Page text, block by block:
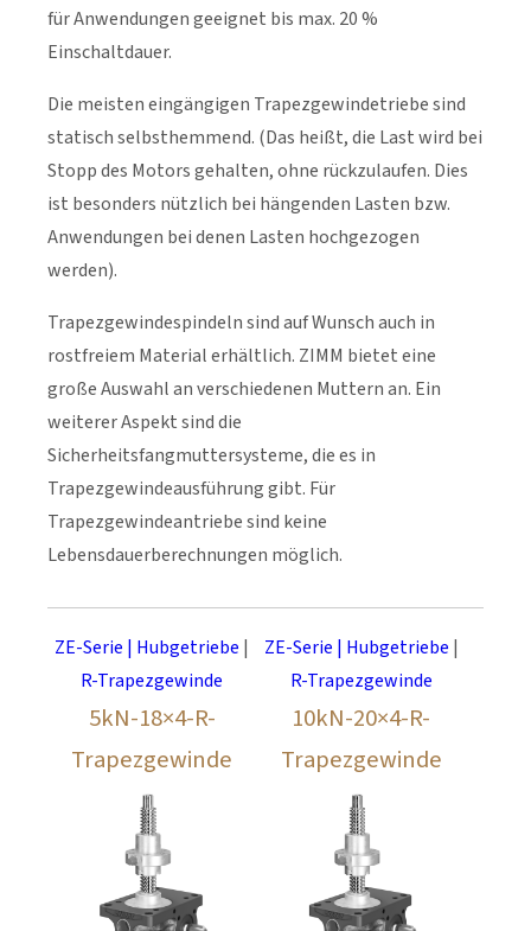
für Anwendungen geeignet bis max. 20 %
Einschaltdauer.
Die meisten eingängigen Trapezgewindetriebe sind
statisch selbsthemmend. (Das heißt, die Last wird bei
Stopp des Motors gehalten, ohne rückzulaufen. Dies
ist besonders nützlich bei hängenden Lasten bzw.
Anwendungen bei denen Lasten hochgezogen
werden).
Trapezgewindespindeln sind auf Wunsch auch in
rostfreiem Material erhältlich. ZIMM bietet eine
große Auswahl an verschiedenen Muttern an. Ein
weiterer Aspekt sind die
Sicherheitsfangmuttersysteme, die es in
Trapezgewindeausführung gibt. Für
Trapezgewindeantriebe sind keine
Lebensdauerberechnungen möglich.
ZE-Serie | Hubgetriebe |
R-Trapezgewinde
5kN-18×4-R-
Trapezgewinde
ZE-Serie | Hubgetriebe |
R-Trapezgewinde
10kN-20×4-R-
Trapezgewinde